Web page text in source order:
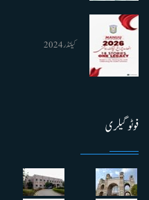
کیلنڈر 2024
فوٹو گیلری